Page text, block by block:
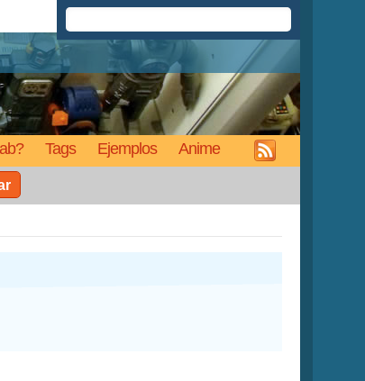
Tags Ejemplos Anime